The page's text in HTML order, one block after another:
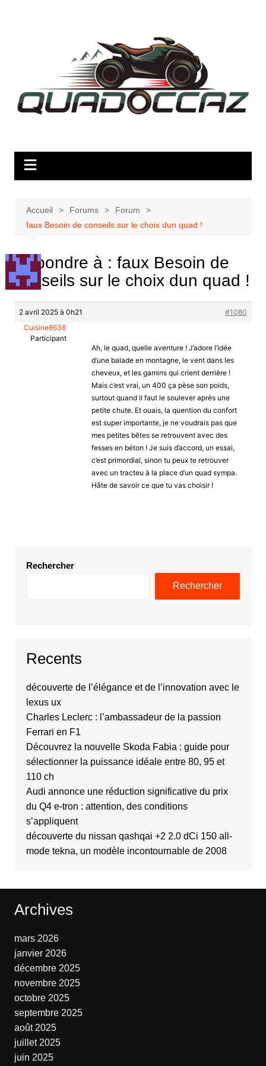
Accueil Forums
Forum
faux Besoin de conseils sur le choix dun quad !
Répondre à : faux Besoin de
conseils sur le choix dun quad !
2 avril 2025 à 0h21
#1080
Cuisine8636
Participant
Ah, le quad, quelle aventure ! J’adore l’idée
d’une balade en montagne, le vent dans les
cheveux, et les gamins qui crient derrière !
Mais c’est vrai, un 400 ça pèse son poids,
surtout quand il faut le soulever après une
petite chute. Et ouais, la quention du confort
est super importante, je ne voudrais pas que
mes petites bêtes se retrouvent avec des
fesses en béton ! Je suis d’accord, un essai,
c’est primordial, sinon tu peux te retrouver
avec un tracteu à la place d’un quad sympa.
Hâte de savoir ce que tu vas choisir !
Rechercher
Rechercher
Recents
découverte de l’élégance et de l’innovation avec le
lexus ux
Charles Leclerc : l’ambassadeur de la passion
Ferrari en F1
Découvrez la nouvelle Skoda Fabia : guide pour
sélectionner la puissance idéale entre 80, 95 et
110 ch
Audi annonce une réduction significative du prix
du Q4 e-tron : attention, des conditions
s’appliquent
découverte du nissan qashqai +2 2.0 dCi 150 all-
mode tekna, un modèle incontournable de 2008
Archives
mars 2026
janvier 2026
décembre 2025
novembre 2025
octobre 2025
septembre 2025
août 2025
juillet 2025
juin 2025